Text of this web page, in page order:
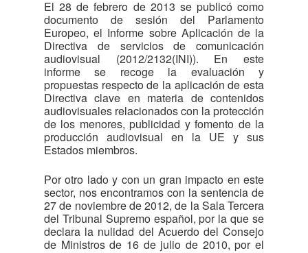
El 28 de febrero de 2013 se publicó como
documento de sesión del Parlamento
Europeo, el Informe sobre Aplicación de la
Directiva de servicios de comunicación
audiovisual (2012/2132(INI)). En este
informe se recoge la evaluación y
propuestas respecto de la aplicación de esta
Directiva clave en materia de contenidos
audiovisuales relacionados con la protección
de los menores, publicidad y fomento de la
producción audiovisual en la UE y sus
Estados miembros.
Por otro lado y con un gran impacto en este
sector, nos encontramos con la sentencia de
27 de noviembre de 2012, de la Sala Tercera
del Tribunal Supremo español, por la que se
declara la nulidad del Acuerdo del Consejo
de Ministros de 16 de julio de 2010, por el